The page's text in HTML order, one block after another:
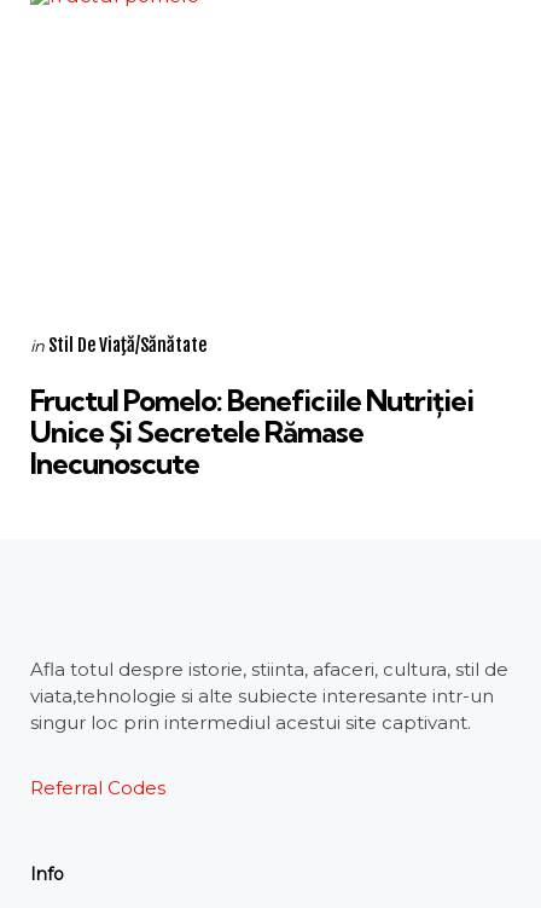
Categories
Posted
in Stil De Viaţă/Sănătate
Fructul Pomelo: Beneficiile Nutriției
Unice Și Secretele Rămase
Inecunoscute
Afla totul despre istorie, stiinta, afaceri, cultura, stil de
viata,tehnologie si alte subiecte interesante intr-un
singur loc prin intermediul acestui site captivant.
Referral Codes
Info